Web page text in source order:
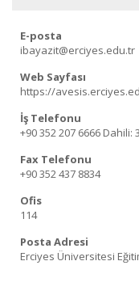
E-posta
ibayazit@erciyes.edu.tr
Web Sayfası
https://
İş Telefonu
+90 352 207 6666 Dahili:
Fax Telefonu
+90 352 437 8834
Ofis
114
Posta Adresi
Erciyes Üniversitesi